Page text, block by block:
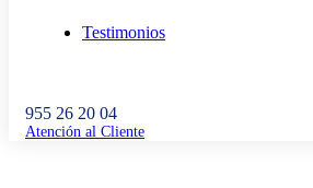
Testimonios
955 26 20 04
Atención al Cliente